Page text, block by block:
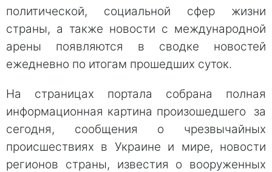
политической, социальной сфер жизни
страны, а также новости с международной
арены появляются в сводке новостей
ежедневно по итогам прошедших суток.
На страницах портала собрана полная
информационная картина произошедшего за
сегодня, сообщения о чрезвычайных
происшествиях в Украине и мире, новости
регионов страны, известия о вооруженных